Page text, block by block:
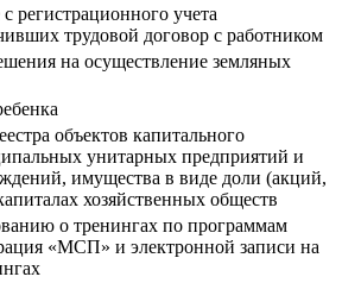
регистрационного учета
трудовой договор с работником
на осуществление земляных
объектов капитального
унитарных предприятий и
имущества в виде доли (акций,
хозяйственных обществ
о тренингах по программам
«МСП» и электронной записи на